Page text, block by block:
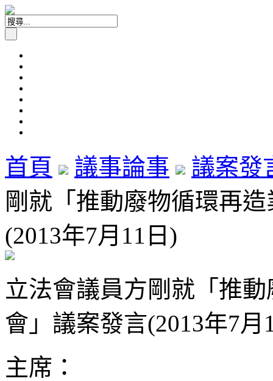
首頁 議事論事
議案發
剛就「推動廢物循環再
(2013年7月11日)
立法會議員方剛就「推
會」議案發言(2013年7月
主席：